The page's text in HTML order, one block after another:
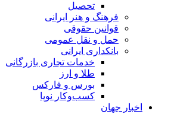
تحصیل
فرهنگ و هنر ایرانی
قوانین حقوقی
حمل و نقل عمومی
بانکداری ایرانی
خدمات تجاری بازرگانی
طلا و ارز
بورس و فارکس
کسب‌وکار نوپا
اخبار جهان